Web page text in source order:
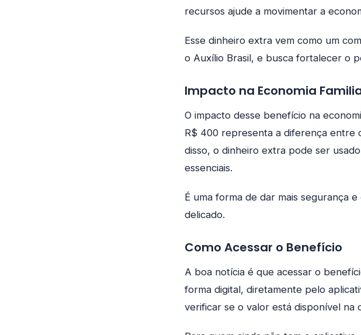
recursos ajude a movimentar a
Esse dinheiro extra vem como um
o Auxílio Brasil, e busca fortalecer o
Impacto na Economia
O impacto desse benefício na
R$ 400 representa a diferença entre
disso, o dinheiro extra pode ser
essenciais.
É uma forma de dar mais segurança
delicado.
Como Acessar o Benefício
A boa notícia é que acessar o
forma digital, diretamente pelo
verificar se o valor está disponível na